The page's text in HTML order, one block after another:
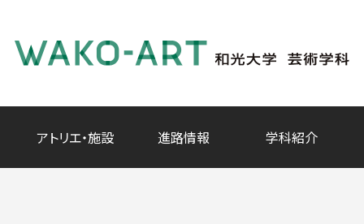
アトリエ・施設 進路情報 学科紹介